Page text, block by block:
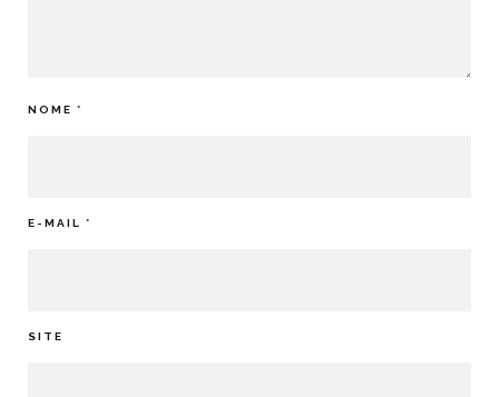
NOME *
E-MAIL *
SITE